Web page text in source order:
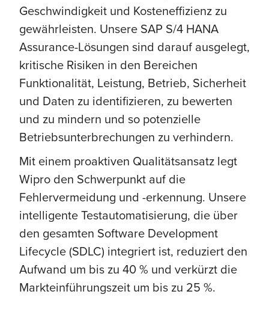
Geschwindigkeit und Kosteneffizienz zu
gewährleisten. Unsere SAP S/4 HANA
Assurance-Lösungen sind darauf ausgelegt,
kritische Risiken in den Bereichen
Funktionalität, Leistung, Betrieb, Sicherheit
und Daten zu identifizieren, zu bewerten
und zu mindern und so potenzielle
Betriebsunterbrechungen zu verhindern.
Mit einem proaktiven Qualitätsansatz legt
Wipro den Schwerpunkt auf die
Fehlervermeidung und -erkennung. Unsere
intelligente Testautomatisierung, die über
den gesamten Software Development
Lifecycle (SDLC) integriert ist, reduziert den
Aufwand um bis zu 40 % und verkürzt die
Markteinführungszeit um bis zu 25 %.